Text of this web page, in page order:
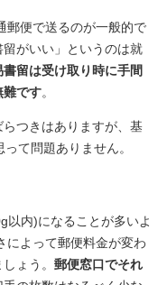
郵便で送るのが一般的で
がいい」というのは就
書留は受け取り時に手間
難です。
つきはありますが、基
て問題ありません。
以内)になることが多いよ
によって郵便料金が変わ
ょう。 郵便窓口でそれ